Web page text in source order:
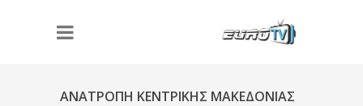
ΑΝΑΤΡΟΠΗ ΚΕΝΤΡΙΚΗΣ ΜΑΚΕΔΟΝΙΑΣ